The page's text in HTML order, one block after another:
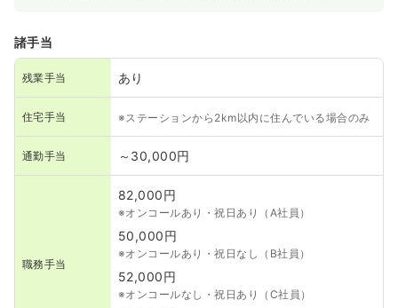
諸手当
残業手当 あり
住宅手当 ※ステーションから2km以内に住んでいる場合のみ
通勤手当 ～30,000円
職務手当
82,000円
※オンコールあり・祝日あり（A社員）
50,000円
※オンコールあり・祝日なし（B社員）
52,000円
※オンコールなし・祝日あり（C社員）